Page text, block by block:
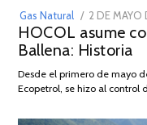
Gas Natural
POSTED
ON
2 DE MAYO
HOCOL asume
Ballena: Historia
Desde el primero de mayo
Ecopetrol, se hizo al control